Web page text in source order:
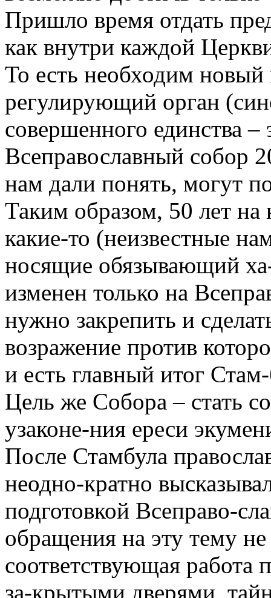
Пришло время отдать
как внутри каждой
То есть необходим
регулирующий орган
совершенного единства
Всеправославный собор
нам дали понять, могут
Таким образом, 50 лет
какие-то (неизвестные
носящие обязывающий
изменен только на
нужно закрепить и
возражение против
и есть главный итог
Цель же Собора – стать
узаконе-ния ереси
После Стамбула
неодно-кратно
подготовкой Всеправо-
обращения на эту тему
соответствующая работа
за-крытыми дверями,